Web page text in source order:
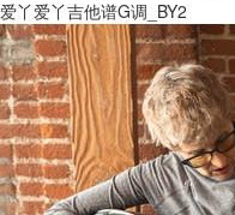
爱丫爱丫吉他谱G调_BY2